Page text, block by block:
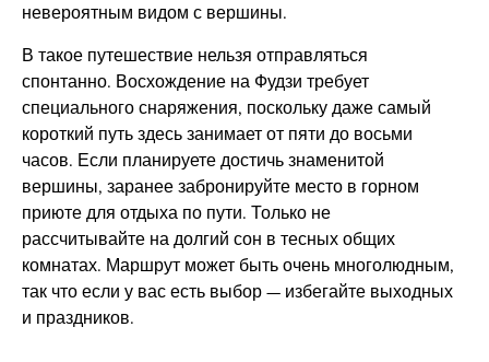
невероятным видом с вершины.
В такое путешествие нельзя отправляться
спонтанно. Восхождение на Фудзи требует
специального снаряжения, поскольку даже самый
короткий путь здесь занимает от пяти до восьми
часов. Если планируете достичь знаменитой
вершины, заранее забронируйте место в горном
приюте для отдыха по пути. Только не
рассчитывайте на долгий сон в тесных общих
комнатах. Маршрут может быть очень многолюдным,
так что если у вас есть выбор — избегайте выходных
и праздников.